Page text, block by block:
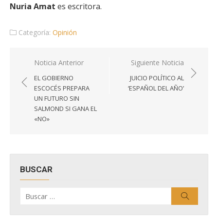
Nuria Amat es escritora.
Categoría: Opinión
Navegación
de
entradas
Noticia Anterior
EL GOBIERNO
ESCOCÉS PREPARA
UN FUTURO SIN
SALMOND SI GANA EL
«NO»
Siguiente Noticia
JUICIO POLÍTICO AL
‘ESPAÑOL DEL AÑO’
BUSCAR
por: